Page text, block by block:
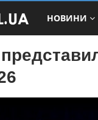
НОВИНИ